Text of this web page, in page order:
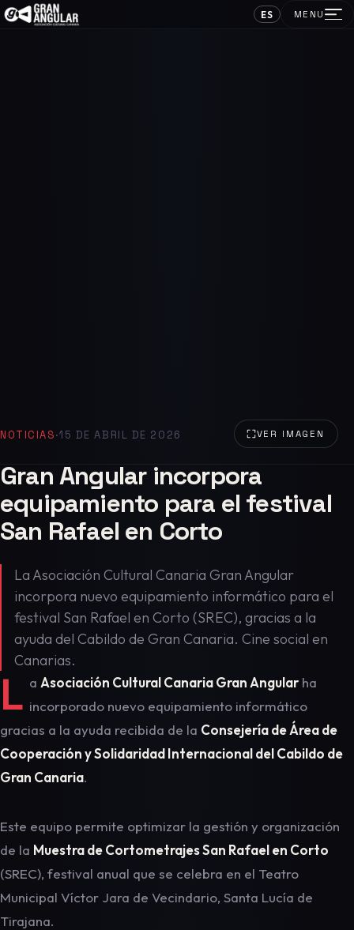
ES MENU
VER IMAGEN
NOTICIAS·15 DE ABRIL DE 2026
Gran Angular incorpora
equipamiento para el festival
San Rafael en Corto
La Asociación Cultural Canaria Gran Angular
incorpora nuevo equipamiento informático para el
festival San Rafael en Corto (SREC), gracias a la
ayuda del Cabildo de Gran Canaria. Cine social en
Canarias.
L a Asociación Cultural Canaria Gran Angularha
incorporado nuevo equipamiento informático
gracias a la ayuda recibida de la Consejería de Área de
Cooperación y Solidaridad Internacional del Cabildo de
Gran Canaria.
Este equipo permite optimizar la gestión y organización
de la Muestra de Cortometrajes San Rafael en Corto
(SREC), festival anual que se celebra en el Teatro
Municipal Víctor Jara de Vecindario, Santa Lucía de
Tirajana.